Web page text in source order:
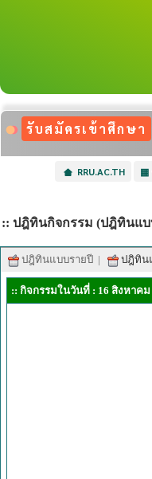
รับสมัครเข้าศึกษา
RRU.AC.TH ▦
:: ปฎิทินกิจกรรม (ปฎิทินแบ
ปฎิทินแบบรายปี | ปฎิทิน
:: กิจกรรมในวันที่ : 16 สิงหาคม